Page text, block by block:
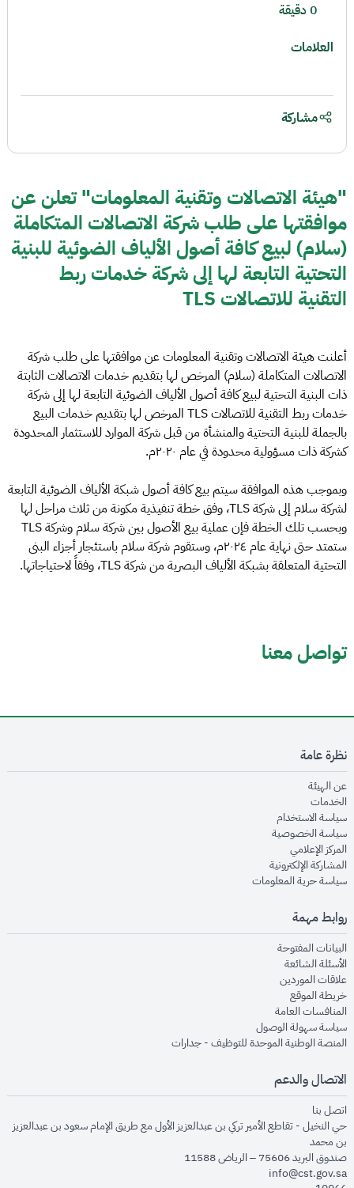
"هيئة الاتصالات وتقنية المعلومات" تعلن عن
موافقتها على طلب شركة الاتصالات المتكاملة
(سلام) لبيع كافة أصول الألياف الضوئية للبنية
التحتية التابعة لها إلى شركة خدمات ربط
التقنية للاتصالات TLS
أعلنت هيئة الاتصالات وتقنية المعلومات عن موافقتها على طلب شركة
الاتصالات المتكاملة (سلام) المرخص لها بتقديم خدمات الاتصالات الثابتة
ذات البنية التحتية لبيع كافة أصول الألياف الضوئية التابعة لها إلى شركة
خدمات ربط التقنية للاتصالات TLS المرخص لها بتقديم خدمات البيع
بالجملة للبنية التحتية والمنشأة من قبل شركة الموارد للاستثمار المحدودة
كشركة ذات مسؤولية محدودة في عام ٢٠٢٠م.
وبموجب هذه الموافقة سيتم بيع كافة أصول شبكة الألياف الضوئية التابعة
لشركة سلام إلى شركة TLS، وفق خطة تنفيذية مكونة من ثلاث مراحل لها
وبحسب تلك الخطة فإن عملية بيع الأصول بين شركة سلام وشركة TLS
ستمتد حتى نهاية عام ٢٠٢٤م، وستقوم شركة سلام باستئجار أجزاء البنى
التحتية المتعلقة بشبكة الألياف البصرية من شركة TLS، وفقاً لاحتياجاتها.
0 دقيقة
العلامات
مشاركة
تواصل معنا
نظرة عامة
عن الهيئةopens in new window
الخدماتopens in new window
سياسة الاستخدام
سياسة الخصوصيةopens in new window
المركز الإعلاميopens in new window
المشاركة الإلكترونيةopens in new window
سياسة حرية المعلوماتopens in new window
روابط مهمة
البيانات المفتوحةopens in new window
الأسئلة الشائعةopens in new window
علاقات الموردينopens in new window
خريطة الموقعopens in new window
المنافسات العامةopens in new window
سياسة سهولة الوصولopens in new window
المنصة الوطنية الموحدة للتوظيف - جداراتopens in new window
الاتصال والدعم
اتصل بنا
حي النخيل - تقاطع الأمير تركي بن عبدالعزيز الأول مع طريق الإمام سعود بن عبدالعزيز
بن محمد
صندوق البريد 75606 – الرياض 11588
info@cst.gov.sa